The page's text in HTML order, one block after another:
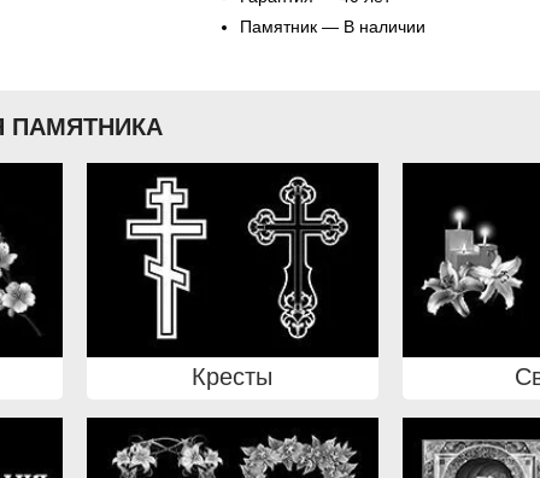
Памятник — В наличии
ПАМЯТНИКА
Кресты